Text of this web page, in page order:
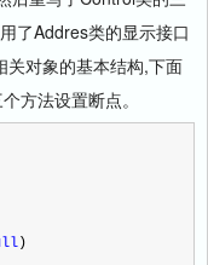
了Addres类的显示接口
关对象的基本结构,下面
方法设置断点。
)